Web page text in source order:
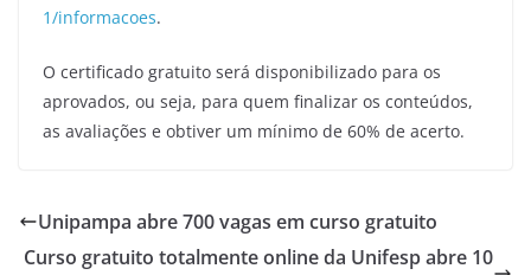
1/informacoes.
O certificado gratuito será disponibilizado para os
aprovados, ou seja, para quem finalizar os conteúdos,
as avaliações e obtiver um mínimo de 60% de acerto.
Unipampa abre 700 vagas em curso gratuito
Curso gratuito totalmente online da Unifesp abre 10